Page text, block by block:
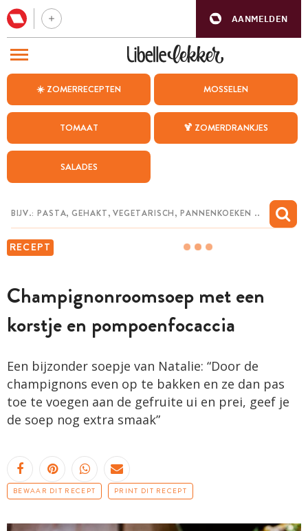
AANMELDEN
☀️ ZOMERRECEPTEN MOSSELEN
TOMAAT 🍹 ZOMERDRANKJES
SALADES
RECEPT
Champignonroomsoep met een
korstje en pompoenfocaccia
Een bijzonder soepje van Natalie: “Door de
champignons even op te bakken en ze dan pas
toe te voegen aan de gefruite ui en prei, geef je
de soep nog extra smaak”
BEWAAR DIT RECEPT PRINT DIT RECEPT
BEZOEK ONZE ANDERE WEBSITES
WEEKMENU
CHAT MET MAIA
MIJN BEWAARDE RECEPTEN